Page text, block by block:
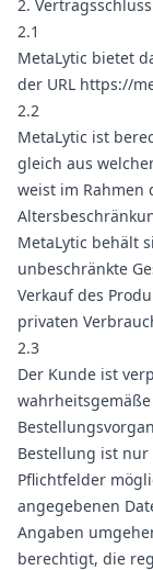
2. Vertragsschluss
2.1
MetaLytic bietet
der URL https://
2.2
MetaLytic ist
gleich aus
weist im Rahmen
MetaLytic behält
unbeschränkte
Verkauf des
privaten
2.3
Der Kunde ist
Bestellung ist
Pflichtfelder
angegebenen
Angaben
berechtigt, die